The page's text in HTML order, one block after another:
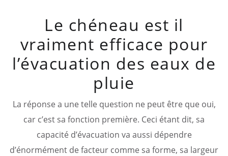
Le chéneau est il
vraiment efficace pour
l’évacuation des eaux de
pluie
La réponse a une telle question ne peut être que oui,
car c’est sa fonction première. Ceci étant dit, sa
capacité d’évacuation va aussi dépendre
d’énormément de facteur comme sa forme, sa largeur